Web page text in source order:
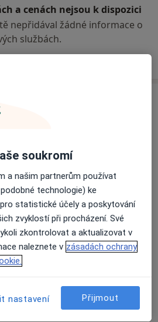
a cenách nejsou k dispozici
nepřidával žádné informace o
službách.
interní a kardiologie
mapu
se otevře v nové záložce
kalendář není aktivní
udělat?
návštěvy)
soukromí
a našim partnerům používat
technologie) ke
statistické účely a poskytování
zvyklostí při procházení. Své
zkontrolovat a aktualizovat v
naleznete v zásadách ochrany
nastavení Přijmout